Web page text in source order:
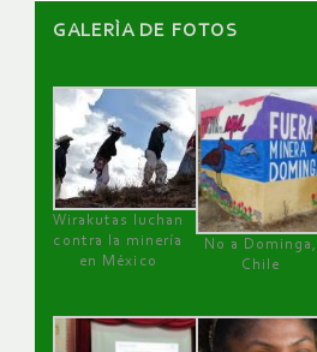
GALERÌA DE FOTOS
Wirakutas luchan
contra la minería
en México
No a Dominga,
Chile